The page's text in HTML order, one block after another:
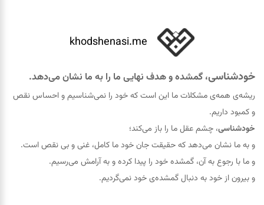
khodshenasi.me
خودشناسی، گمشده و هدف نهایی ما را به ما نشان می‌دهد.
ریشه‌ی همه‌ی مشکلات ما این است که خود را نمی‌شناسیم و احساس نقص
و کمبود داریم.
خودشناسی، چشم عقل ما را باز می‌کند؛
و به ما نشان می‌دهد که حقيقت جان خود ما کامل، غنی و بی نقص است.
و ما با رجوع به آن، گمشده خود را پيدا کرده و به آرامش می‌رسیم.
و بیرون از خود به دنبال گمشده‌ی خود نمی‌گردیم.